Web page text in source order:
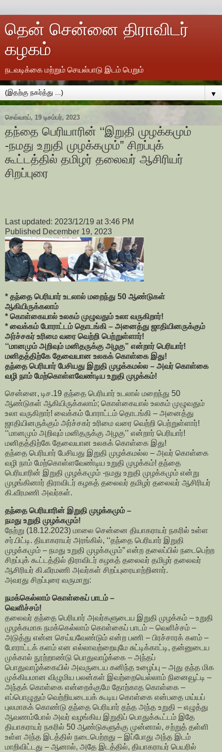
தென் சென்னை திராவிடர்
கழகம்
நடவடிக்கை மற்றும் செயல்பாடு இடம் பெறும்
▼
செவ்வாய், 19 டிசம்பர், 2023
தந்தை பெரியாரின் ‘‘இறுதி முழக்கமும்
-நமது உறுதி முழக்கமும்” சிறப்புக்
கூட்டத்தில் தமிழர் தலைவர் ஆசிரியர்
சிறப்புரை
Last updated: 2023/12/19 at 3:46 PM
Published December 19, 2023
* தந்தை பெரியார் உடலால் மறைந்து 50 ஆண்டுகள்
ஆகியிருக்கலாம்
* கொள்கையால் உலகம் முழுவதும் உலா வருகிறார்!
* வைக்கம் போராட்டம் தொடங்கி – அனைத்து ஜாதியினருக்கும்
அர்ச்சகர் உரிமை வரை வெற்றி பெற்றுள்ளார்!
‘‘மானமும் அறிவும் மனிதருக்கு அழகு” என்றார் பெரியார்!
மனிதத்திற்கே தேவையான உலகக் கொள்கை இது!
தந்தை பெரியார் பேசியது இறுதி முழக்கமல்ல – அவர்கொள்கை
வழி நாம் மேற்கொள்ளவேண்டிய உறுதி முழக்கம்!
சென்னை, டிச.19 தந்தை பெரியார் உடலால் மறைந்து 50
ஆண்டுகள் ஆகியிருக்கலாம்; கொள்கையால் உலகம் முழுவதும்
உலா வருகிறார்! வைக்கம் போராட்டம் தொடங்கி – அனைத்து
ஜாதியினருக்கும் அர்ச்சகர் உரிமை வரை வெற்றி பெற்றுள்ளார்!
‘‘மானமும் அறிவும் மனிதருக்கு அழகு’’ என்றார் பெரியார்!
மனிதத்திற்கே தேவையான உலகக் கொள்கை இது!
தந்தை பெரியார் பேசியது இறுதி முழக்கமல்ல – அவர் கொள்கை
வழி நாம் மேற்கொள்ளவேண்டிய உறுதி முழக்கம்! தந்தை
பெரியாரின் இறுதி முழக்கமும் -நமது உறுதி முழக்கமும் என்று
முழங்கினார் திராவிடர் கழகத் தலைவர் தமிழர் தலைவர் ஆசிரியர்
கி.வீரமணி அவர்கள்.
தந்தை பெரியாரின் இறுதி முழக்கமும் –
நமது உறுதி முழக்கமும்!
நேற்று (18.12.2023) மாலை சென்னை தியாகராயர் நகரில் உள்ள
சர்.பிட்டி. தியாகராயர் அரங்கில், ‘‘தந்தை பெரியார் இறுதி
முழக்கமும் – நமது உறுதி முழக்கமும்” என்ற தலைப்பில் நடைபெற்ற
சிறப்புக் கூட்டத்தில் திராவிடர் கழகத் தலைவர் தமிழர் தலைவர்
ஆசிரியர் கி.வீரமணி அவர்கள் சிறப்புரையாற்றினார்.
அவரது சிறப்புரை வருமாறு:
நமக்கெல்லாம் கொள்கைப் பாடம் –
வெளிச்சம்!
தலைவர் தந்தை பெரியார் அவர்களுடைய இறுதி முழக்கம் – உறுதி
முழக்கமாக நமக்கெல்லாம் கொள்கைப் பாடம் – வெளிச்சம் –
அடுத்து என்ன செய்யவேண்டும் என்ற பணி – பிரச்சாரக் களம் –
போராட்டக் களம் என எல்லாவற்றையுமே சுட்டிக்காட்டி, தன்னுடைய
முக்கால் நூற்றாண்டு பொதுவாழ்க்கை – அந்தப்
பொதுவாழ்க்கையில் அவருடைய கனிந்த உழைப்பு – அது தந்த மிக
முக்கியமான விழுமிய பலன்கள் இவற்றையெல்லாம் நினைவூட்டி –
அந்தக் கொள்கை என்றைக்குமே தோற்காத கொள்கை –
எப்பொழுதும் வெற்றியடையக் கூடிய கொள்கை என்பதை மய்யப்
புலமாகக் கொண்டு தந்தை பெரியார் தந்த அந்த உறுதி – எழுத்து
ஆவணம்போல் அவர் வழங்கிய இறுதிப் பொதுக்கூட்டம் இதே
தியாகராயர் நகரில் 50 ஆண்டுகளுக்கு முன்னால், சற்றுத் தள்ளி
உள்ள அந்த இடத்தில் நடைபெற்றது – இப்போது அந்த இடம்
மாறிவிட்டது – ஆனால், அதே இடத்தில், தியாகராயர் பெயரில்